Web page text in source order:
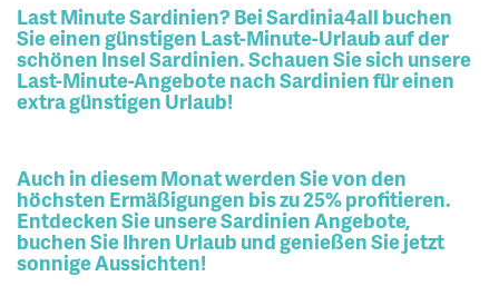
Last Minute Sardinien? Bei Sardinia4all buchen
Sie einen günstigen Last-Minute-Urlaub auf der
schönen Insel Sardinien. Schauen Sie sich unsere
Last-Minute-Angebote nach Sardinien für einen
extra günstigen Urlaub!
Auch in diesem Monat werden Sie von den
höchsten Ermäßigungen bis zu 25% profitieren.
Entdecken Sie unsere Sardinien Angebote,
buchen Sie Ihren Urlaub und genießen Sie jetzt
sonnige Aussichten!